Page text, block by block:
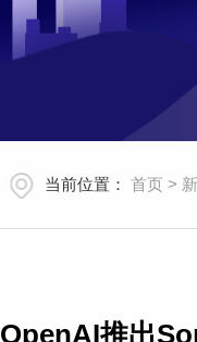
当前位置： 首页 >
OpenAI推出